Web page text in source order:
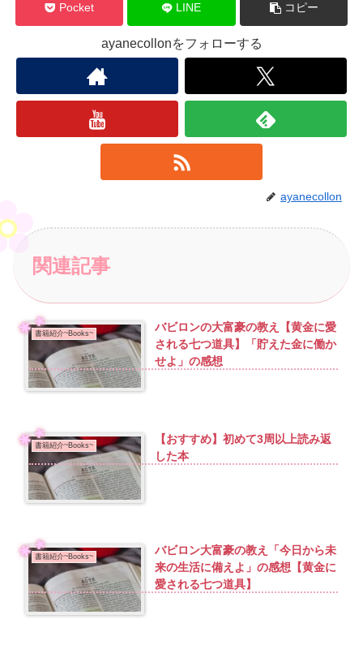
Pocket LINE コピー
ayanecollonをフォローする
ayanecollon
関連記事
書籍紹介~Books~
バビロンの大富豪の教え【黄金に愛
される七つ道具】「貯えた金に働か
せよ」の感想
書籍紹介~Books~
【おすすめ】初めて3周以上読み返
した本
書籍紹介~Books~
バビロン大富豪の教え「今日から未
来の生活に備えよ」の感想【黄金に
愛される七つ道具】